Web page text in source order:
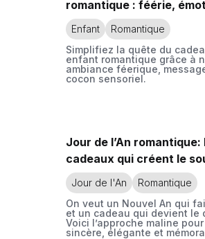
romantique : féérie,
Enfant
Romantique
Simplifiez la quête du
enfant romantique grâce à
ambiance féerique,
cocon sensoriel.
Jour de l’An romantique:
cadeaux qui créent le
Jour de l'An
Romantique
On veut un Nouvel An qui
et un cadeau qui devient le
Voici l’approche maline
sincère, élégante et